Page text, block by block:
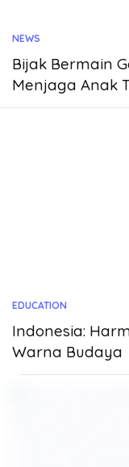
NEWS
Bijak Bermain
Menjaga Anak
EDUCATION
Indonesia:
Warna Budaya